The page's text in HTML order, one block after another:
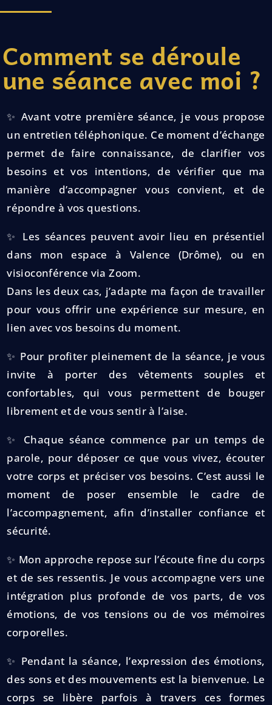
Comment se déroule
une séance avec moi ?
✨ Avant votre première séance, je vous propose
un entretien téléphonique. Ce moment d’échange
permet de faire connaissance, de clarifier vos
besoins et vos intentions, de vérifier que ma
manière d’accompagner vous convient, et de
répondre à vos questions.
✨ Les séances peuvent avoir lieu en présentiel
dans mon espace à Valence (Drôme), ou en
visioconférence via Zoom.
Dans les deux cas, j’adapte ma façon de travailler
pour vous offrir une expérience sur mesure, en
lien avec vos besoins du moment.
✨ Pour profiter pleinement de la séance, je vous
invite à porter des vêtements souples et
confortables, qui vous permettent de bouger
librement et de vous sentir à l’aise.
✨ Chaque séance commence par un temps de
parole, pour déposer ce que vous vivez, écouter
votre corps et préciser vos besoins. C’est aussi le
moment de poser ensemble le cadre de
l’accompagnement, afin d’installer confiance et
sécurité.
✨ Mon approche repose sur l’écoute fine du corps
et de ses ressentis. Je vous accompagne vers une
intégration plus profonde de vos parts, de vos
émotions, de vos tensions ou de vos mémoires
corporelles.
✨ Pendant la séance, l’expression des émotions,
des sons et des mouvements est la bienvenue. Le
corps se libère parfois à travers ces formes